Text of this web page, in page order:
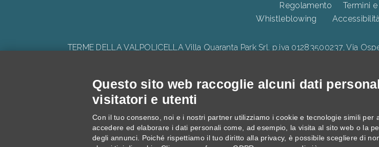
Regolamento
Termini
Whistleblowing
TERME DELLA VALPOLICELLA Villa Quaranta Park Srl. p.iva 01283500237, Via
Progetto: "Villa Quaranta, interventi di
Questo sito web raccoglie alcuni dati
visitatori e utenti
Con il tuo consenso, noi e i nostri partner utilizziamo i cookie e tecnologie simili per
accedere ed elaborare i dati personali come, ad esempio, la visita al sito web o la
degli annunci. Poiché rispettiamo il tuo diritto alla privacy, è possibile scegliere di